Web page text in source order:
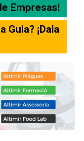
Empresas!
Guia? ¡Dala